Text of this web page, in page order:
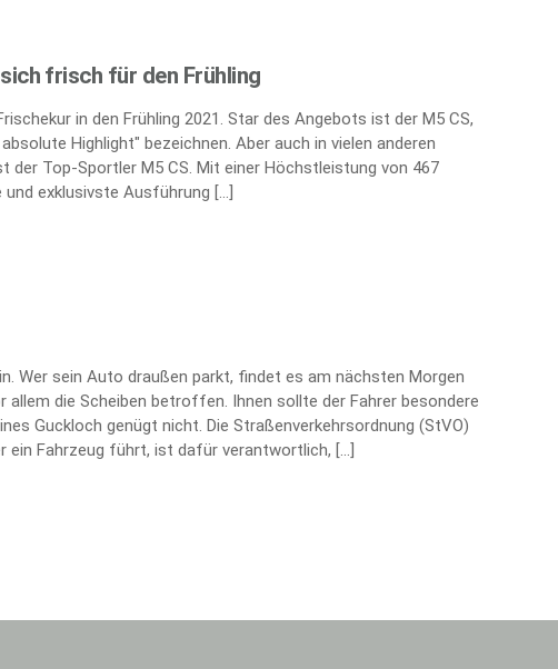
frisch für den Frühling
in den Frühling 2021. Star des Angebots ist der M5 CS,
Highlight" bezeichnen. Aber auch in vielen anderen
der Top-Sportler M5 CS. Mit einer Höchstleistung von 467
exklusivste Ausführung […]
Wer sein Auto draußen parkt, findet es am nächsten Morgen
die Scheiben betroffen. Ihnen sollte der Fahrer besondere
Guckloch genügt nicht. Die Straßenverkehrsordnung (StVO)
ein Fahrzeug führt, ist dafür verantwortlich, […]